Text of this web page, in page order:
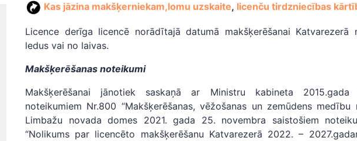
Kas jāzina makšķerniekam,lomu uzskaite, licenču tirdzniecības
Licence derīga licencē norādītajā datumā makšķerēšanai Katvarezerā
ledus vai no laivas.
Makšķerēšanas noteikumi
Makšķerēšanai jānotiek saskaņā ar Ministru kabineta 2015.gada
noteikumiem Nr.800 “Makšķerēšanas, vēžošanas un zemūdens medību
Limbažu novada domes 2021. gada 25. novembra saistošiem
“Nolikums par licencēto makšķerēšanu Katvarezerā 2022. –